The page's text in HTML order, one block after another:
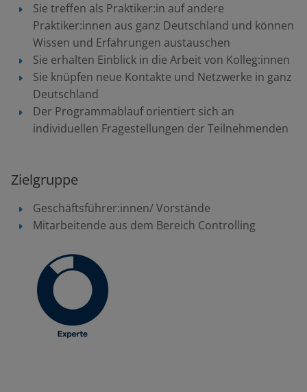
Sie treffen als Praktiker:in auf andere
Praktiker:innen aus ganz Deutschland und können
Wissen und Erfahrungen austauschen
Sie erhalten Einblick in die Arbeit von Kolleg:innen
Sie knüpfen neue Kontakte und Netzwerke in ganz
Deutschland
Der Programmablauf orientiert sich an
individuellen Fragestellungen der Teilnehmenden
Zielgruppe
Geschäftsführer:innen/ Vorstände
Mitarbeitende aus dem Bereich Controlling